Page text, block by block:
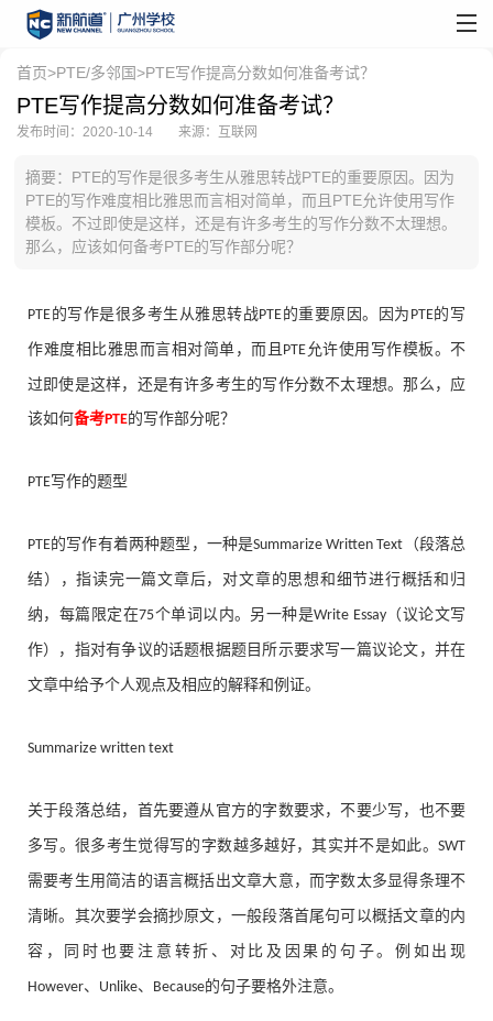
首页>PTE/多邻国>PTE写作提高分数如何准备考试？
PTE写作提高分数如何准备考试？
发布时间：2020-10-14 来源：互联网
摘要：PTE的写作是很多考生从雅思转战PTE的重要原因。因为
PTE的写作难度相比雅思而言相对简单，而且PTE允许使用写作
模板。不过即使是这样，还是有许多考生的写作分数不太理想。
那么，应该如何备考PTE的写作部分呢？
PTE的写作是很多考生从雅思转战PTE的重要原因。因为 PTE的写
作难度相比雅思而言相对简单，而且 PTE允许使用写作模板。不
过即使是这样，还是有许多考生的写作分数不太理想。那么，应
该如何备考PTE的写作部分呢？
PTE写作的题型
PTE的写作有着两种题型，一种是Summarize Written Text （段落总
结），指读完一篇文章后，对文章的思想和细节进行概括和归
纳，每篇限定在75个单词以内。另一种是Write Essay（议论文写
作），指对有争议的话题根据题目所示要求写一篇议论文，并在
文章中给予个人观点及相应的解释和例证。
Summarize written text
关于段落总结，首先要遵从官方的字数要求，不要少写，也不要
多写。很多考生觉得写的字数越多越好，其实并不是如此。 SWT
需要考生用简洁的语言概括出文章大意，而字数太多显得条理不
清晰。其次要学会摘抄原文，一般段落首尾句可以概括文章的内
容，同时也要注意转折、对比及因果的句子。例如出现
However、 Unlike、 Because的句子要格外注意。